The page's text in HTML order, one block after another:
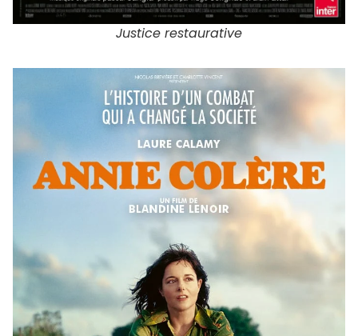
Justice restaurative